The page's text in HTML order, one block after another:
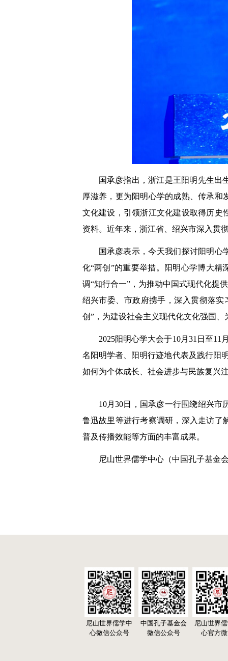
国承彦指出，浙江是王阳明先生出
厚滋养，更为阳明心学的成熟、传承
文化建设，引领浙江文化建设取得历史
资料。近年来，浙江省、绍兴市深入贯
国承彦表示，今天我们探讨阳明心
化“两创”的重要举措。阳明心学博大
调“知行合一”，为推动中国式现代化提
绍兴市委、市政府携手，深入贯彻落
创”，为建设社会主义现代化文化强国
2025阳明心学大会于10月31日至
名阳明学者、阳明行迹地代表及践行阳
如何为个体成长、社会进步与民族复兴
10月30日，国承彦一行围绕绍兴
鲁迅故里等进行考察调研，深入走访了
普及传播效能等方面的丰富成果。
尼山世界儒学中心（中国孔子基金
尼山世界儒学中
心微信公众号
中国孔子基金会
微信公众号
尼山世界
心官方